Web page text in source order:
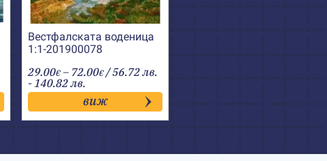
Вестфалската воденица
1:1-201900078
29.00€ – 72.00€Price
range:
29.00€
through
72.00€
/ 56.72 лв.
- 140.82 лв.
виж